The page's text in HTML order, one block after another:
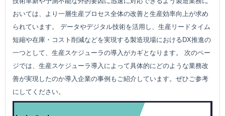
おいては、より一層生産プロセス全体の改善と生産効率向上が求め
られています。 データやデジタル技術を活用し、生産リードタイム
短縮や在庫・コスト削減などを実現する製造現場におけるDX推進の
一つとして、生産スケジューラの導入がカギとなります。 次のペー
ジでは、生産スケジューラ導入によって具体的にどのような業務改
善が実現したのか導入企業の事例もご紹介しています。ぜひご参考
にしてください。